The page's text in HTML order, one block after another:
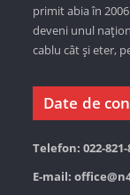
primit abia în
deveni unul
cablu cât și eter,
Date de
Telefon: 022-821-
E-mail: